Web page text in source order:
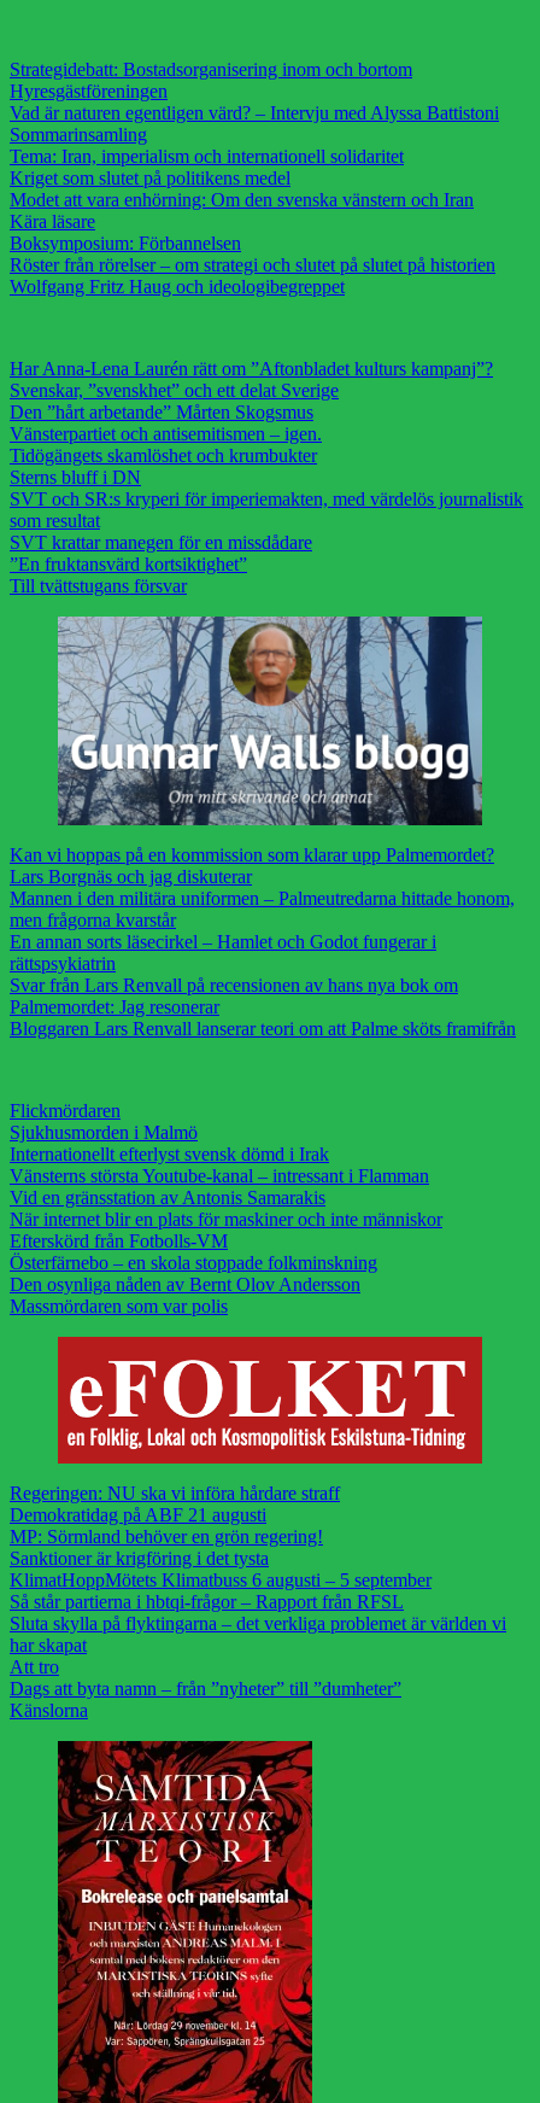
Strategidebatt: Bostadsorganisering inom och bortom
Hyresgästföreningen
Vad är naturen egentligen värd? – Intervju med Alyssa Battistoni
Sommarinsamling
Tema: Iran, imperialism och internationell solidaritet
Kriget som slutet på politikens medel
Modet att vara enhörning: Om den svenska vänstern och Iran
Kära läsare
Boksymposium: Förbannelsen
Röster från rörelser – om strategi och slutet på slutet på historien
Wolfgang Fritz Haug och ideologibegreppet
Har Anna-Lena Laurén rätt om ”Aftonbladet kulturs kampanj”?
Svenskar, ”svenskhet” och ett delat Sverige
Den ”hårt arbetande” Mårten Skogsmus
Vänsterpartiet och antisemitismen – igen.
Tidögängets skamlöshet och krumbukter
Sterns bluff i DN
SVT och SR:s kryperi för imperiemakten, med värdelös journalistik
som resultat
SVT krattar manegen för en missdådare
”En fruktansvärd kortsiktighet”
Till tvättstugans försvar
Kan vi hoppas på en kommission som klarar upp Palmemordet?
Lars Borgnäs och jag diskuterar
Mannen i den militära uniformen – Palmeutredarna hittade honom,
men frågorna kvarstår
En annan sorts läsecirkel – Hamlet och Godot fungerar i
rättspsykiatrin
Svar från Lars Renvall på recensionen av hans nya bok om
Palmemordet: Jag resonerar
Bloggaren Lars Renvall lanserar teori om att Palme sköts framifrån
Flickmördaren
Sjukhusmorden i Malmö
Internationellt efterlyst svensk dömd i Irak
Vänsterns största Youtube-kanal – intressant i Flamman
Vid en gränsstation av Antonis Samarakis
När internet blir en plats för maskiner och inte människor
Efterskörd från Fotbolls-VM
Österfärnebo – en skola stoppade folkminskning
Den osynliga nåden av Bernt Olov Andersson
Massmördaren som var polis
Regeringen: NU ska vi införa hårdare straff
Demokratidag på ABF 21 augusti
MP: Sörmland behöver en grön regering!
Sanktioner är krigföring i det tysta
KlimatHoppMötets Klimatbuss 6 augusti – 5 september
Så står partierna i hbtqi-frågor – Rapport från RFSL
Sluta skylla på flyktingarna – det verkliga problemet är världen vi
har skapat
Att tro
Dags att byta namn – från ”nyheter” till ”dumheter”
Känslorna